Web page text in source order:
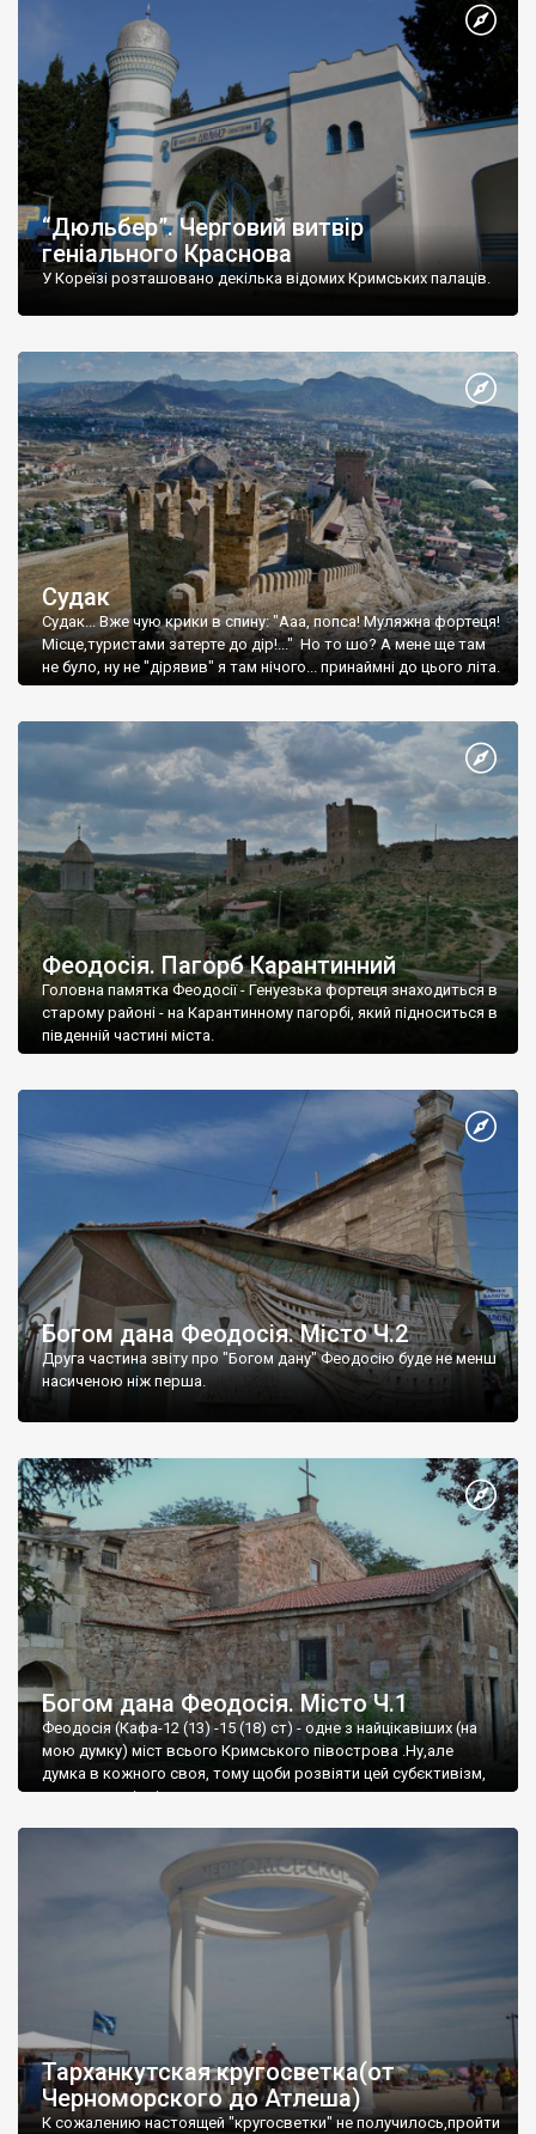
“Дюльбер”. Черговий витвір
геніального Краснова
У Кореїзі розташовано декілька відомих Кримських палаців.
Судак
Судак... Вже чую крики в спину: "Ааа, попса! Муляжна фортеця!
Місце,туристами затерте до дір!..." Но то шо? А мене ще там
не було, ну не "дірявив" я там нічого... принаймні до цього літа.
Феодосія. Пагорб Карантинний
Головна памятка Феодосії - Генуезька фортеця знаходиться в
старому районі - на Карантинному пагорбі, який підноситься в
південній частині міста.
Богом дана Феодосія. Місто Ч.2
Друга частина звіту про "Богом дану" Феодосію буде не менш
насиченою ніж перша.
Богом дана Феодосія. Місто Ч.1
Феодосія (Кафа-12 (13) -15 (18) ст) - одне з найцікавіших (на
мою думку) міст всього Кримського півострова .Ну,але
думка в кожного своя, тому щоби розвіяти цей субєктивізм,
запрошую відвідати це
Тарханкутская кругосветка(от
Черноморского до Атлеша)
К сожалению настоящей "кругосветки" не получилось,пройти